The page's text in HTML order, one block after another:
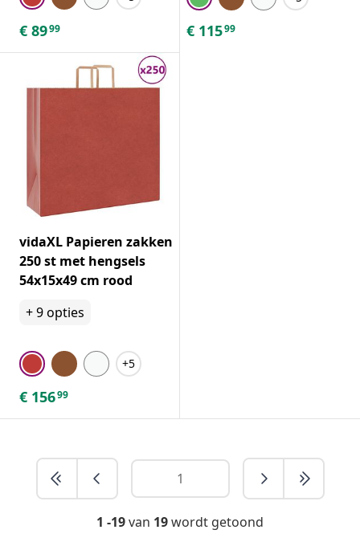
€ 8999 € 11599
vidaXL Papieren zakken
250 st met hengsels
54x15x49 cm rood
+9opties
+5
€ 15699
1 -19van 19wordt getoond